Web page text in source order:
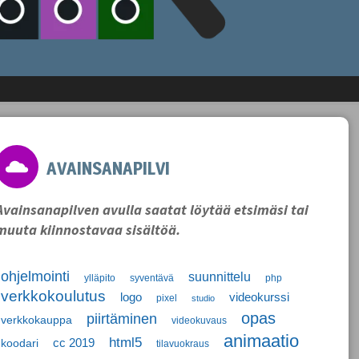
AVAINSANAPILVI
avulla saatat löytää etsimäsi tai
kiinnostavaa sisältöä.
ohjelmointi ylläpito syventävä suunnittelu php
verkkokoulutus logo pixel studio videokurssi
verkkokauppa piirtäminen videokuvaus opas
koodari cc 2019 html5 tilavuokraus animaatio